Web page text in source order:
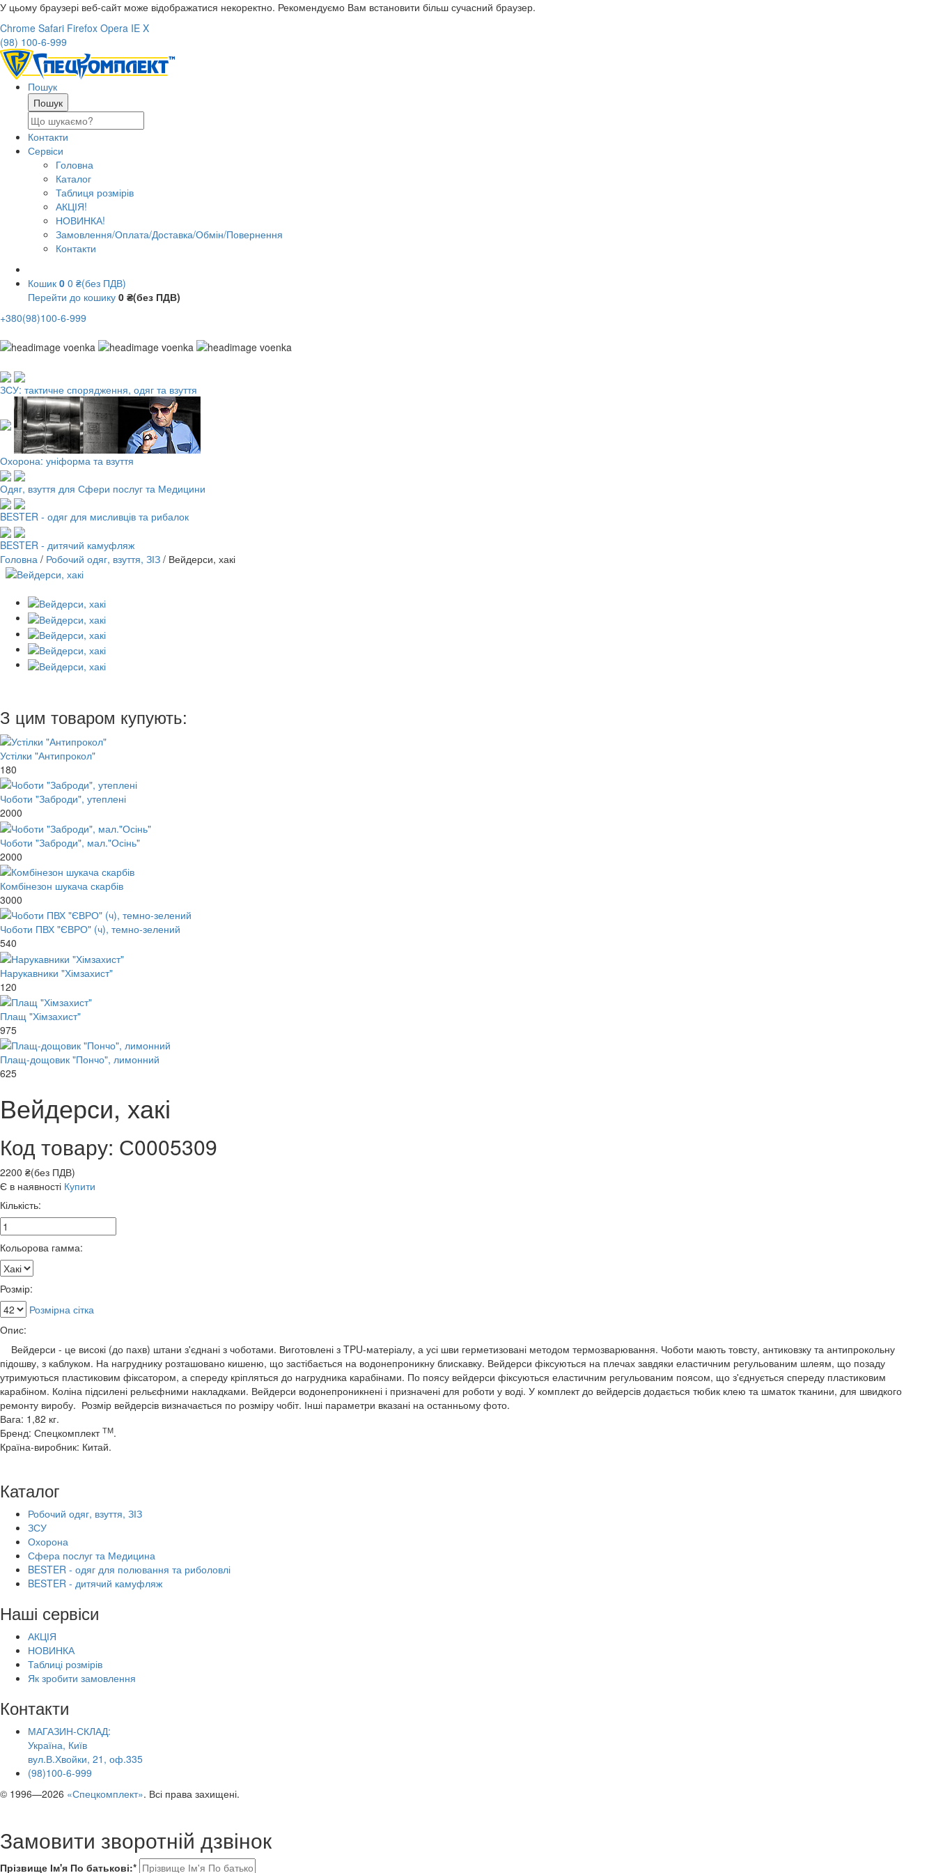
У цьому браузері веб-сайт може відображатися некоректно. Рекомендуємо Вам встановити більш сучасний браузер.
Chrome Safari Firefox Opera IE X
(98) 100-6-999
Пошук
Контакти
Сервіси
Головна
Каталог
Таблиця розмірів
АКЦІЯ!
НОВИНКА!
Замовлення/Оплата/Доставка/Обмін/Повернення
Контакти
Кошик 0 0 ₴(без ПДВ)
Перейти до кошику 0 ₴(без ПДВ)
+380(98)100-6-999
ЗСУ: тактичне спорядження, одяг та взуття
Охорона: уніформа та взуття
Одяг, взуття для Сфери послуг та Медицини
BESTER - одяг для мисливців та рибалок
BESTER - дитячий камуфляж
Головна / Робочий одяг, взуття, ЗІЗ / Вейдерси, хакі
З цим товаром купують:
Устілки "Антипрокол"
180
Чоботи "Заброди", утеплені
2000
Чоботи "Заброди", мал."Осінь"
2000
Комбінезон шукача скарбів
3000
Чоботи ПВХ "ЄВРО" (ч), темно-зелений
540
Нарукавники "Хімзахист"
120
Плащ "Хімзахист"
975
Плащ-дощовик "Пончо", лимонний
625
Вейдерси, хакі
Код товару: С0005309
2200 ₴(без ПДВ)
Є в наявності Купити
Кількість:
Кольорова гамма:
Розмір:
Розмірна сітка
Опис:
Вейдерси - це високі (до пахв) штани з'єднані з чоботами. Виготовлені з TPU-матеріалу, а усі шви герметизовані методом термозварювання. Чоботи мають товсту, антиковзку та антипрокольну
підошву, з каблуком. На нагруднику розташовано кишеню, що застібається на водонепроникну блискавку. Вейдерси фіксуються на плечах завдяки еластичним регульованим шлеям, що позаду
утримуються пластиковим фіксатором, а спереду кріпляться до нагрудника карабінами. По поясу вейдерси фіксуються еластичним регульованим поясом, що з'єднується спереду пластиковим
карабіном. Коліна підсилені рельєфними накладками. Вейдерси водонепроникнені і призначені для роботи у воді. У комплект до вейдерсів додається тюбик клею та шматок тканини, для швидкого
ремонту виробу. Розмір вейдерсів визначається по розміру чобіт. Інші параметри вказані на останньому фото.
Вага: 1,82 кг.
Бренд: Спецкомплект ТМ.
Країна-виробник: Китай.
Каталог
Робочий одяг, взуття, ЗІЗ
ЗСУ
Охорона
Сфера послуг та Медицина
BESTER - одяг для полювання та риболовлі
BESTER - дитячий камуфляж
Наші сервіси
АКЦІЯ
НОВИНКА
Таблиці розмірів
Як зробити замовлення
Контакти
МАГАЗИН-СКЛАД:
Україна, Київ
вул.В.Хвойки, 21, оф.335
(98)100-6-999
© 1996—2026 «Спецкомплект». Всі права захищені.
Замовити зворотній дзвінок
Прізвище Ім'я По батькові:*